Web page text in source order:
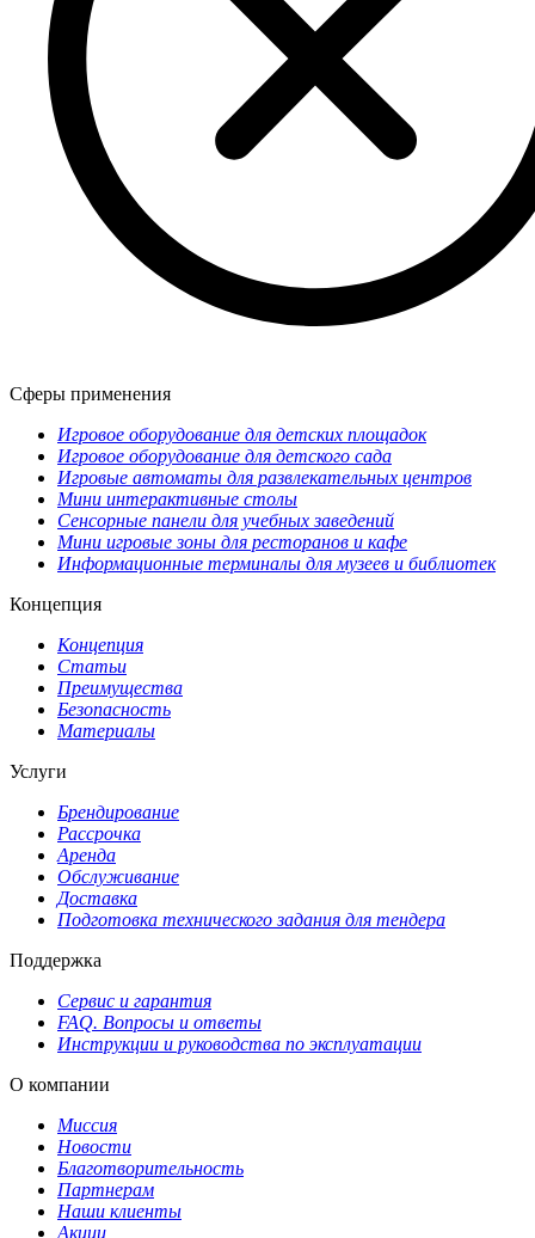
Сферы применения
Игровое оборудование для детских площадок
Игровое оборудование для детского сада
Игровые автоматы для развлекательных центров
Мини интерактивные столы
Сенсорные панели для учебных заведений
Мини игровые зоны для ресторанов и кафе
Информационные терминалы для музеев и библиотек
Концепция
Концепция
Статьи
Преимущества
Безопасность
Материалы
Услуги
Брендирование
Рассрочка
Аренда
Обслуживание
Доставка
Подготовка технического задания для тендера
Поддержка
Сервис и гарантия
FAQ. Вопросы и ответы
Инструкции и руководства по эксплуатации
О компании
Миссия
Новости
Благотворительность
Партнерам
Наши клиенты
Акции